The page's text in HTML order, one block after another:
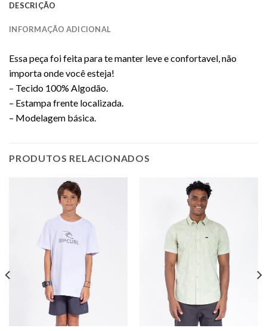
DESCRIÇÃO
INFORMAÇÃO ADICIONAL
Essa peça foi feita para te manter leve e confortavel, não
importa onde você esteja!
– Tecido 100% Algodão.
– Estampa frente localizada.
– Modelagem básica.
PRODUTOS RELACIONADOS